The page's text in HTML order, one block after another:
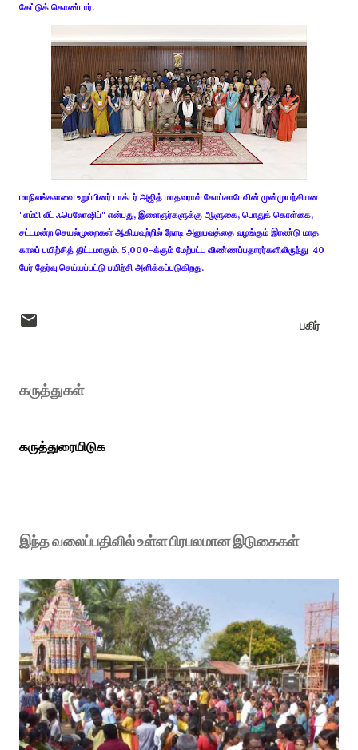
கேட்டுக் கொண்டார்.
மாநிலங்களவை உறுப்பினர் டாக்டர் அஜித் மாதவராவ் கோப்சாடேவின் முன்முயற்சியன
"எம்பி லீட் ஃபெலோஷிப்" என்பது, இளைஞர்களுக்கு ஆளுகை, பொதுக் கொள்கை,
சட்டமன்ற செயல்முறைகள் ஆகியவற்றில் நேரடி அனுபவத்தை வழங்கும் இரண்டு மாத
காலப் பயிற்சித் திட்டமாகும். 5,000-க்கும் மேற்பட்ட விண்ணப்பதாரர்களிலிருந்து 40
பேர் தேர்வு செய்யப்பட்டு பயிற்சி அளிக்கப்படுகிறது.
பகிர்
கருத்துகள்
கருத்துரையிடுக
இந்த வலைப்பதிவில் உள்ள பிரபலமான இடுகைகள்